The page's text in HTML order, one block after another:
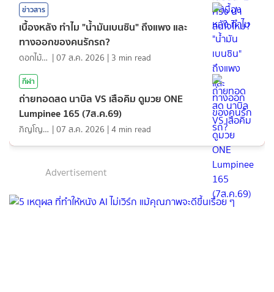
ข่าวสาร
เบื้องหลัง ทำไม "น้ำมันเบนซิน" ถึงแพง และ
ทางออกของคนรักรถ?
ดอกไม้กับสายน้ำ |07 ส.ค. 2026 | 3 min read
กีฬา
ถ่ายทอดสด นาบิล VS เสือคิม ดูมวย ONE
Lumpinee 165 (7ส.ค.69)
ภิญโญ ส่องแสง |07 ส.ค. 2026 |4 min read
Advertisement